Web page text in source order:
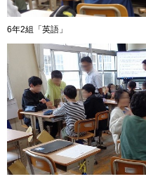
6年2組「英語」